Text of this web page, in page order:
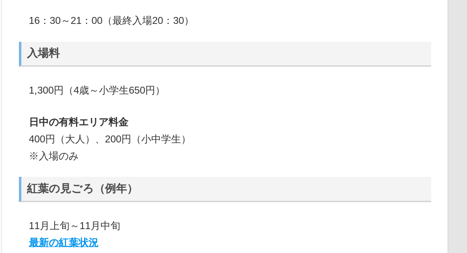
16：30～21：00（最終入場20：30）
入場料
1,300円（4歳～小学生650円）
日中の有料エリア料金
400円（大人）、200円（小中学生）
※入場のみ
紅葉の見ごろ（例年）
11月上旬～11月中旬
最新の紅葉状況